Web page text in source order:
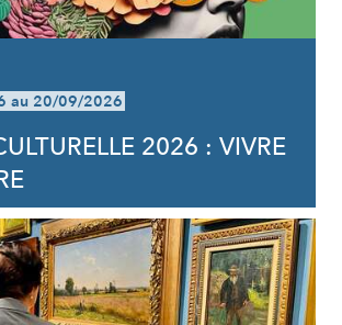
au 20/09/2026
2026 : VIVRE